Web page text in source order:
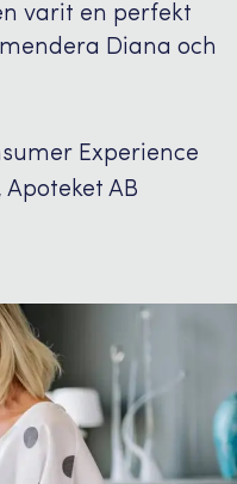
varit en perfekt
Diana och
Experience
AB